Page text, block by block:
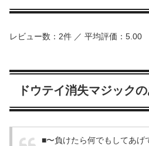
レビュー数：2件 ／ 平均評価：5.00
ドウテイ消失マジック
■〜負けたら何でもしてあげ